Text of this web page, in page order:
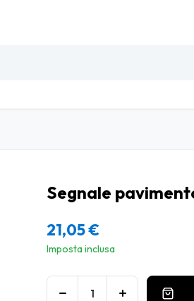
Segnale
21,05€
Imposta inclusa